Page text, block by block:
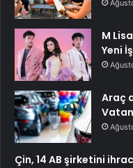
M
Yeni
Araç
Çin, 14 AB şirketini